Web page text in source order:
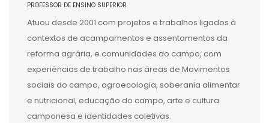
PROFESSOR DE ENSINO SUPERIOR
Atuou desde 2001 com projetos e trabalhos ligados à
contextos de acampamentos e assentamentos da
reforma agrária, e comunidades do campo, com
experiências de trabalho nas áreas de Movimentos
sociais do campo, agroecologia, soberania alimentar
e nutricional, educação do campo, arte e cultura
camponesa e identidades coletivas.